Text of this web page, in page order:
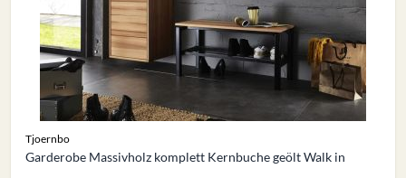
Tjoernbo
Garderobe Massivholz komplett Kernbuche geölt Walk in